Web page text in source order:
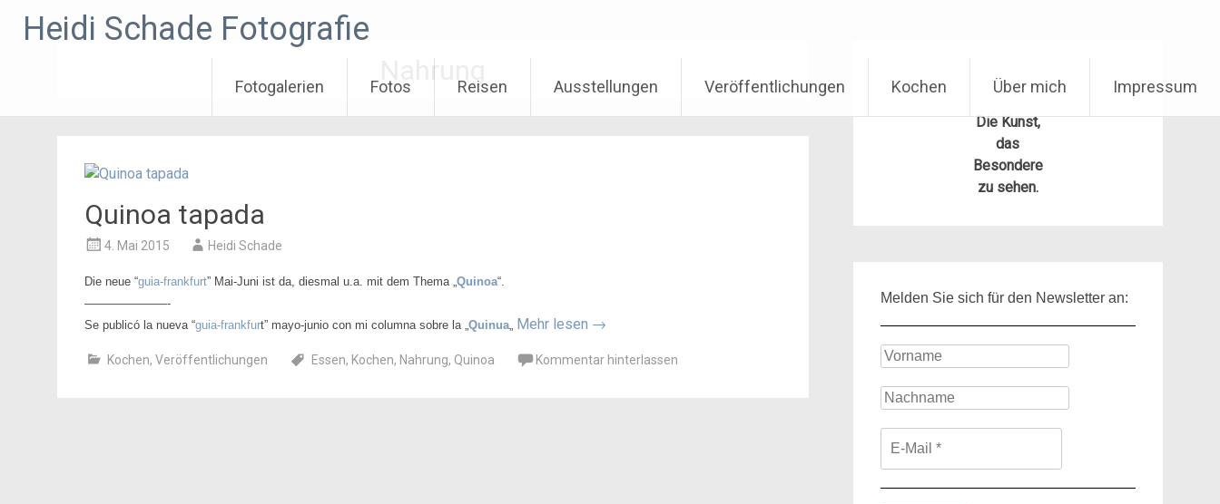
InhaltHeidi Schade Fotografie
Fotogalerien Fotos Reisen Ausstellungen Veröffentlichungen Kochen Über mich Impressum
Quinoa tapada
4. Mai 2015 Heidi Schade
Die neue “guia-frankfurt” Mai-Juni ist da, diesmal u.a. mit dem Thema „Quinoa“.
———————-
Se publicó la nueva “guia-frankfurt” mayo-junio con mi columna sobre la „Quinua„ Mehr lesen →
Kochen, Veröffentlichungen Essen, Kochen, Nahrung, Quinoa Kommentar hinterlassen
Die Kunst,
das
Besondere
zu sehen.
Melden Sie sich für den Newsletter an: